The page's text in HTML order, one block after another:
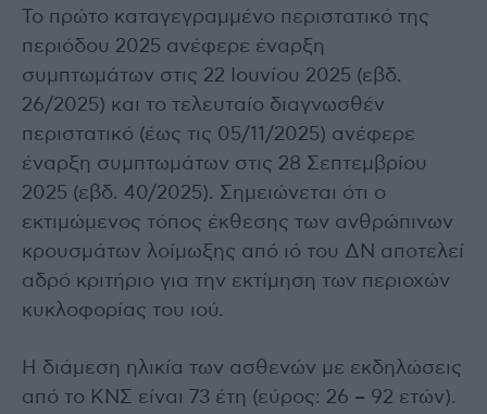
Το πρώτο καταγεγραμμένο περιστατικό της
περιόδου 2025 ανέφερε έναρξη
συμπτωμάτων στις 22 Ιουνίου 2025 (εβδ.
26/2025) και το τελευταίο διαγνωσθέν
περιστατικό (έως τις 05/11/2025) ανέφερε
έναρξη συμπτωμάτων στις 28 Σεπτεμβρίου
2025 (εβδ. 40/2025). Σημειώνεται ότι ο
εκτιμώμενος τόπος έκθεσης των ανθρώπινων
κρουσμάτων λοίμωξης από ιό του ΔΝ αποτελεί
αδρό κριτήριο για την εκτίμηση των περιοχών
κυκλοφορίας του ιού.
Η διάμεση ηλικία των ασθενών με εκδηλώσεις
από το ΚΝΣ είναι 73 έτη (εύρος: 26 – 92 ετών).